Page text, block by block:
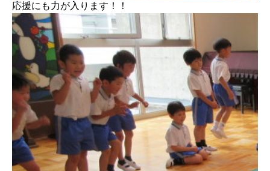
応援にも力が入ります！！